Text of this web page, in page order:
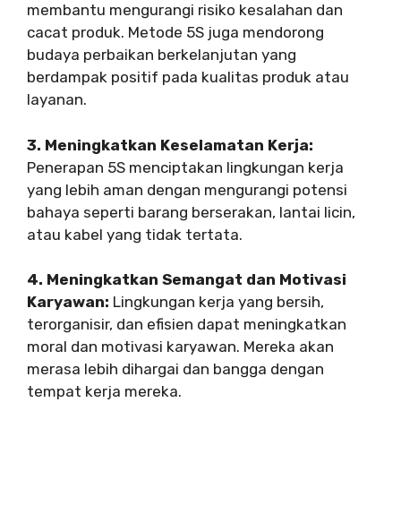
membantu mengurangi risiko kesalahan dan
cacat produk. Metode 5S juga mendorong
budaya perbaikan berkelanjutan yang
berdampak positif pada kualitas produk atau
layanan.
3. Meningkatkan Keselamatan Kerja:
Penerapan 5S menciptakan lingkungan kerja
yang lebih aman dengan mengurangi potensi
bahaya seperti barang berserakan, lantai licin,
atau kabel yang tidak tertata.
4. Meningkatkan Semangat dan Motivasi
Karyawan: Lingkungan kerja yang bersih,
terorganisir, dan efisien dapat meningkatkan
moral dan motivasi karyawan. Mereka akan
merasa lebih dihargai dan bangga dengan
tempat kerja mereka.